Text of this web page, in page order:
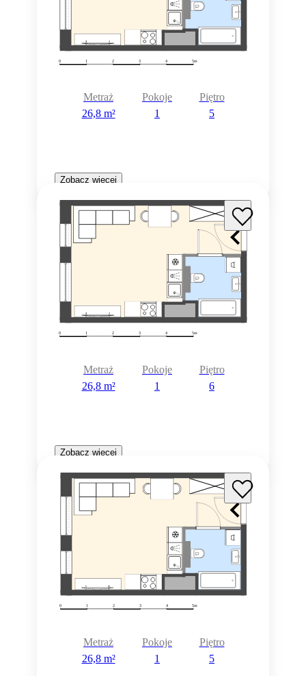
Metraż
26,8 m²
Pokoje
1
Piętro
5
Zobacz więcej
Metraż
26,8 m²
Pokoje
1
Piętro
6
Zobacz więcej
Metraż
26,8 m²
Pokoje
1
Piętro
5